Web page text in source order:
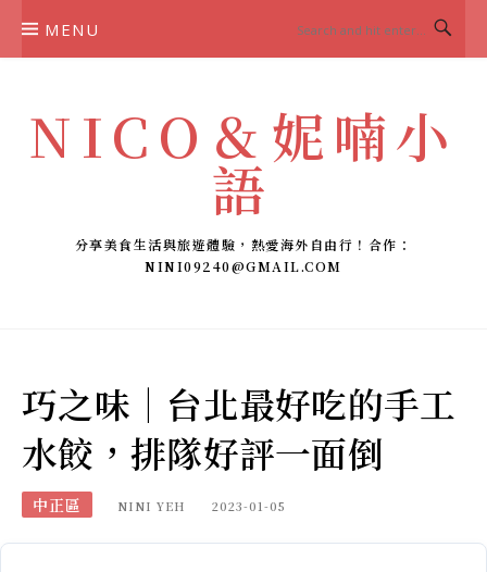
MENU
NICO＆妮喃小
語
分享美食生活與旅遊體驗，熱愛海外自由行！合作：
NINI09240@GMAIL.COM
巧之味｜台北最好吃的手工
水餃，排隊好評一面倒
中正區 NINI YEH 2023-01-05